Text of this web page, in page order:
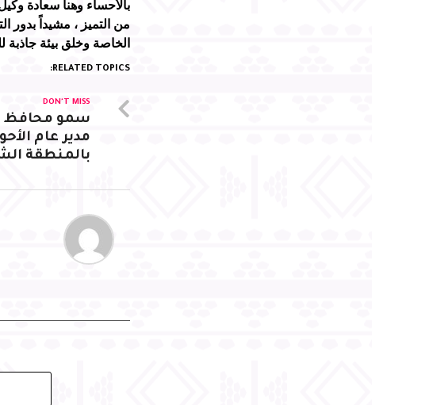
من التميز ، مشيداً بدور
الخاصة وخلق بيئة جاذبة
RELATED TOPICS:
DON'T MISS
سمو محافظ
مدير عام
بالمنطقة